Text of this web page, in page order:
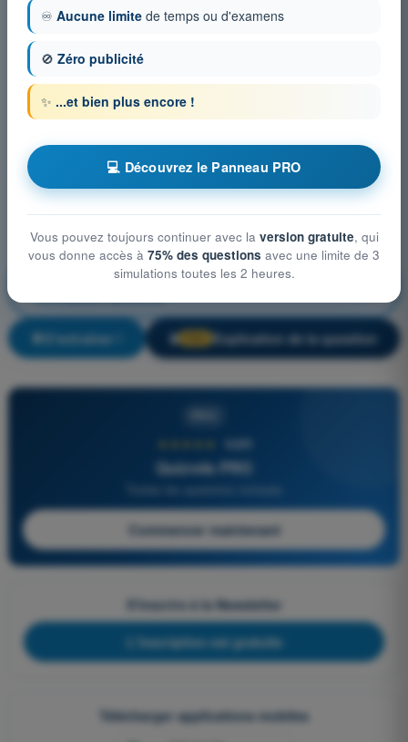
Droit aérien et procédures du contrôle de la
S'entraîner ! 🔒 Explication de la question
4,6/5
Quizvds PRO
Commencer maintenant
S'inscrire à la Newsletter
L'inscription est gratuite
Télécharger applications mobiles
♾️ Aucune limite de temps ou d'examens
🚫 Zéro publicité
✨ ...et bien plus encore !
💻 Découvrez le Panneau PRO
Vous pouvez toujours continuer avec la version gratuite, qui
vous donne accès à 75% des questions avec une limite de 3
simulations toutes les 2 heures.